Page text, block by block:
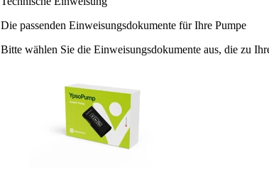
Die passenden Einweisungsdokumente für Ihre Pumpe
Bitte wählen Sie die Einweisungsdokumente aus, die zu